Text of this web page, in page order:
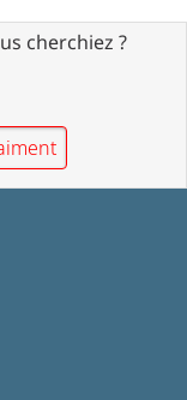
cherchiez ?